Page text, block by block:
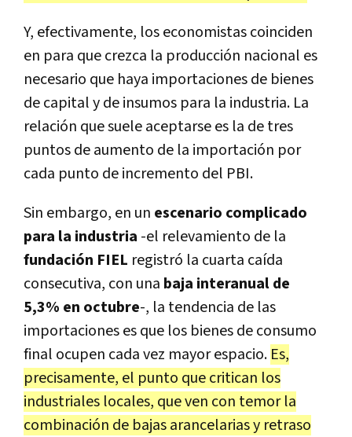
Y, efectivamente, los economistas coinciden
en para que crezca la producción nacional es
necesario que haya importaciones de bienes
de capital y de insumos para la industria. La
relación que suele aceptarse es la de tres
puntos de aumento de la importación por
cada punto de incremento del PBI.
Sin embargo, en un escenario complicado
para la industria -el relevamiento de la
fundación FIEL registró la cuarta caída
consecutiva, con una baja interanual de
5,3% en octubre-, la tendencia de las
importaciones es que los bienes de consumo
final ocupen cada vez mayor espacio. Es,
precisamente, el punto que critican los
industriales locales, que ven con temor la
combinación de bajas arancelarias y retraso